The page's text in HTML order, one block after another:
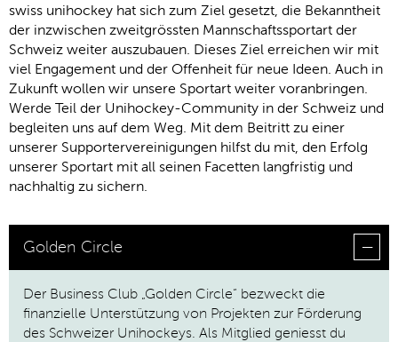
swiss unihockey hat sich zum Ziel gesetzt, die Bekanntheit
der inzwischen zweitgrössten Mannschaftssportart der
Schweiz weiter auszubauen. Dieses Ziel erreichen wir mit
viel Engagement und der Offenheit für neue Ideen. Auch in
Zukunft wollen wir unsere Sportart weiter voranbringen.
Werde Teil der Unihockey-Community in der Schweiz und
begleiten uns auf dem Weg. Mit dem Beitritt zu einer
unserer Supportervereinigungen hilfst du mit, den Erfolg
unserer Sportart mit all seinen Facetten langfristig und
nachhaltig zu sichern.
Golden Circle
Der Business Club „Golden Circle“ bezweckt die
finanzielle Unterstützung von Projekten zur Förderung
des Schweizer Unihockeys. Als Mitglied geniesst du